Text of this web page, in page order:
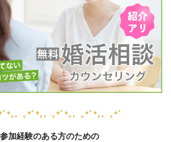
*｡，｡*ﾟ*｡，｡*ﾟ*｡，｡*ﾟ*｡，｡*ﾟ
加経験のある方のための